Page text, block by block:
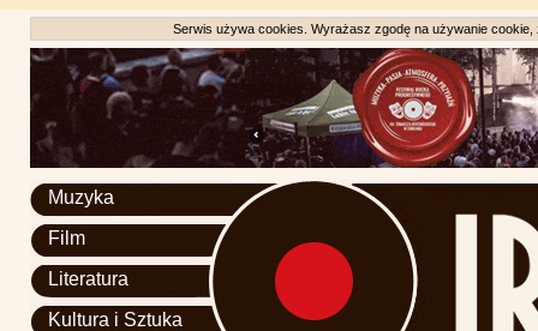
Serwis używa cookies. Wyrażasz zgodę na używanie
Muzyka
Film
Literatura
Kultura i Sztuka